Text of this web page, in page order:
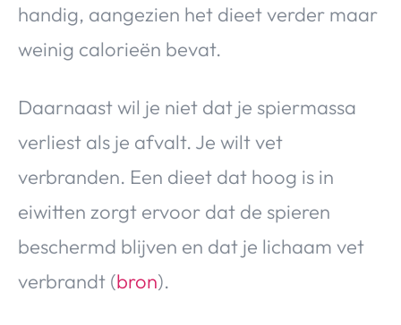
handig, aangezien het dieet verder maar
weinig calorieën bevat.
Daarnaast wil je niet dat je spiermassa
verliest als je afvalt. Je wilt vet
verbranden. Een dieet dat hoog is in
eiwitten zorgt ervoor dat de spieren
beschermd blijven en dat je lichaam vet
verbrandt (bron).